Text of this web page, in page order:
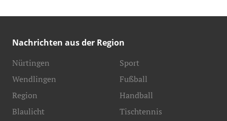
Nachrichten aus der Region
Nürtingen
Wendlingen
Region
Blaulicht
Sport
Fußball
Handball
Tischtennis